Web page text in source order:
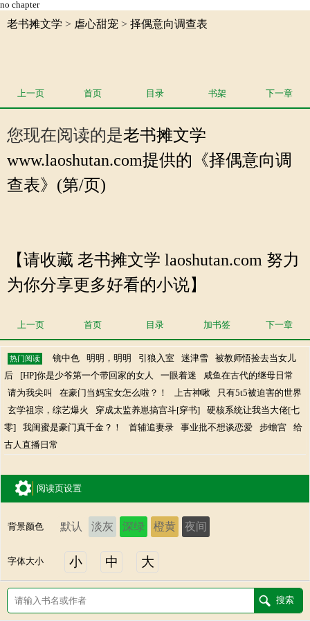
no chapter
老书摊文学 > 虐心甜宠 > 择偶意向调查表
上一页 首页 目录 书架 下一章
您现在阅读的是老书摊文学
www.laoshutan.com提供的《择偶意向调
查表》(第/页)
【请收藏 老书摊文学 laoshutan.com 努力
为你分享更多好看的小说】
上一页 首页 目录 加书签 下一章
热门阅读 镜中色 明明，明明 引狼入室 迷津雪
被教师悟捡去当女儿
后
[HP]你是少爷第一个带回家的女人 一眼着迷
咸鱼在古代的继母日常
请为我尖叫
在豪门当妈宝女怎么啦？！ 上古神啾
只有5t5被迫害的世界
玄学祖宗，综艺爆火
穿成太监养崽搞宫斗[穿书]
硬核系统让我当大佬[七
零]
我闺蜜是豪门真千金？！ 首辅追妻录 事业批不想谈恋爱 步蟾宫
给
古人直播日常
阅读页设置
背景颜色 默认 淡灰 深绿 橙黄 夜间
字体大小 小 中 大